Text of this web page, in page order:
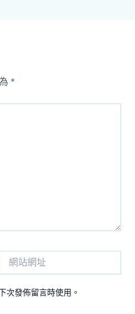
*
次發佈留言時使用。